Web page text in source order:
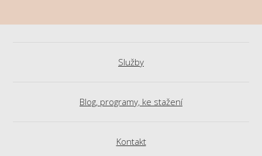
Služby
Blog, programy, ke stažení
Kontakt